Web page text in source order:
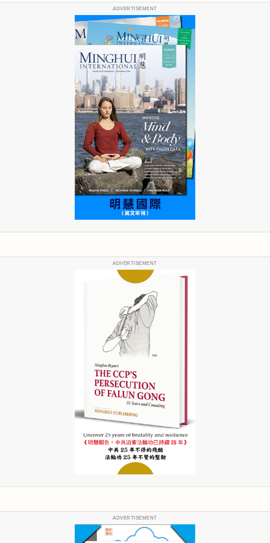
ADVERTISEMENT
ADVERTISEMENT
ADVERTISEMENT